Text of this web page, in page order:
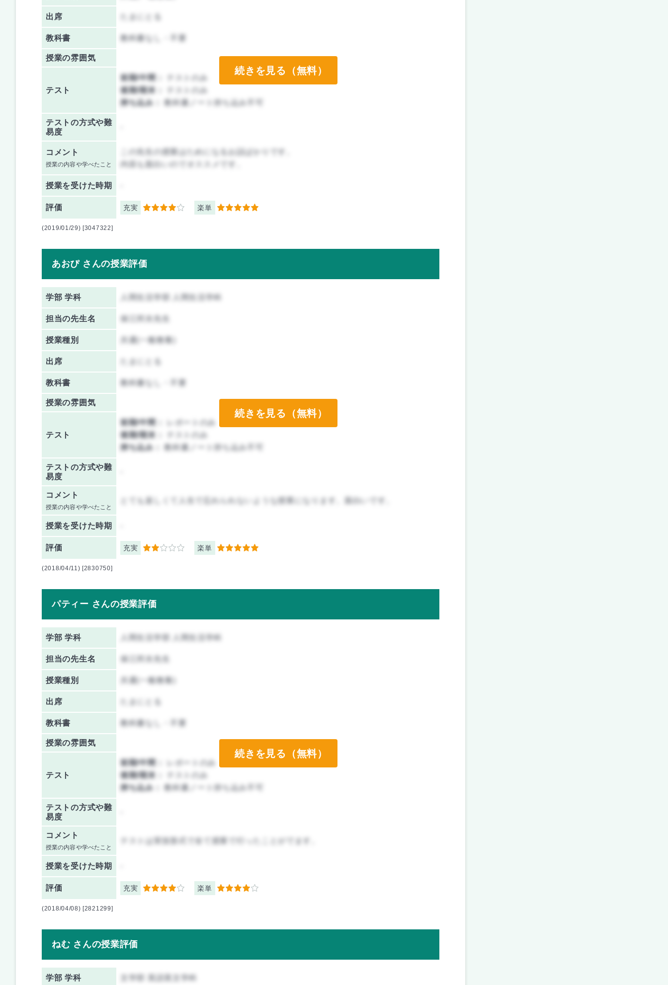
出席
教科書 教科書なし・不要
授業の雰囲気
テスト
前期/中間：
テストのみ
後期/期末：
テストのみ
持ち込み：
教科書ノート持ち込み不可
テストの方式や難
易度
コメント
授業の内容や学べたこと
この先生の授業はためになるお話ばかりです。
授業を受けた時期
評価 充実 4 楽単 5
続きを見る（無料）
(2019/01/29) [3047322]
あおぴ さんの授業評価
学部 学科
担当の先生名 保江邦夫先生
授業種別 共通(一般教養)
出席
教科書 教科書なし・不要
授業の雰囲気
テスト
前期/中間：
レポートのみ
後期/期末：
テストのみ
持ち込み：
教科書ノート持ち込み不可
テストの方式や難
易度
コメント
授業の内容や学べたこと
授業を受けた時期
評価 充実 2 楽単 5
続きを見る（無料）
(2018/04/11) [2830750]
パティー さんの授業評価
学部 学科
担当の先生名 保江邦夫先生
授業種別 共通(一般教養)
出席
教科書 教科書なし・不要
授業の雰囲気
テスト
前期/中間：
レポートのみ
後期/期末：
テストのみ
持ち込み：
教科書ノート持ち込み不可
テストの方式や難
易度
コメント
授業の内容や学べたこと
授業を受けた時期
評価 充実 4 楽単 4
続きを見る（無料）
(2018/04/08) [2821299]
ねむ さんの授業評価
学部 学科